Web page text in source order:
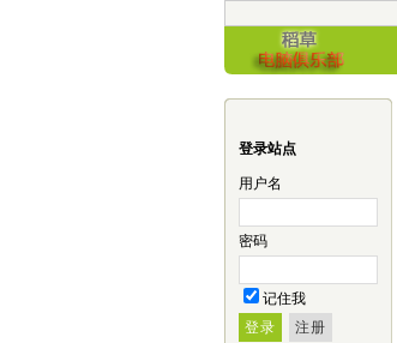
登录站点
用户名
密码
记住我